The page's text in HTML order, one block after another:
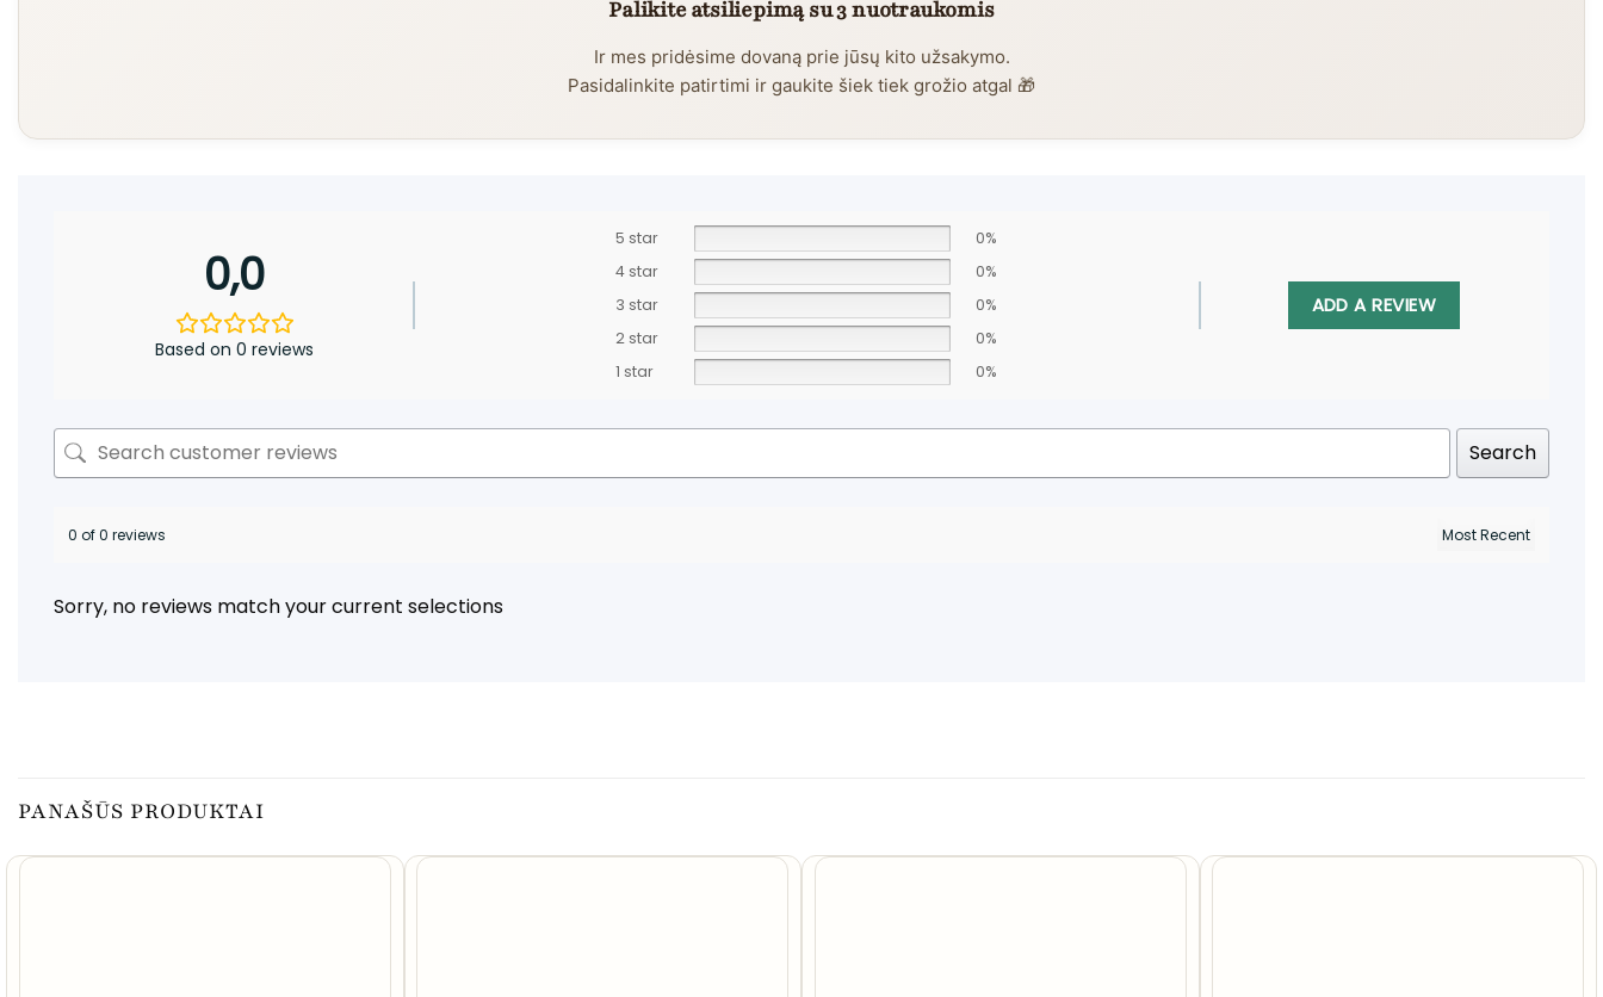
Palikite atsiliepimą su 3 nuotraukomis
Ir mes pridėsime dovaną prie jūsų kito užsakymo.
Pasidalinkite patirtimi ir gaukite šiek tiek grožio atgal 🎁
0,0
Based on 0 reviews
5 star
0%
4 star
0%
3 star
0%
2 star
0%
1 star
0%
ADD A REVIEW
Search
0 of 0 reviews
Sorry, no reviews match your current selections
PANAŠŪS PRODUKTAI